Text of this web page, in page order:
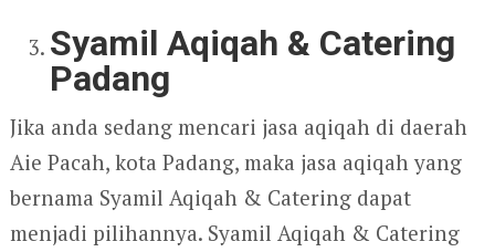
Syamil Aqiqah & Catering
Padang
Jika anda sedang mencari jasa aqiqah di daerah
Aie Pacah, kota Padang, maka jasa aqiqah yang
bernama Syamil Aqiqah & Catering dapat
menjadi pilihannya. Syamil Aqiqah & Catering